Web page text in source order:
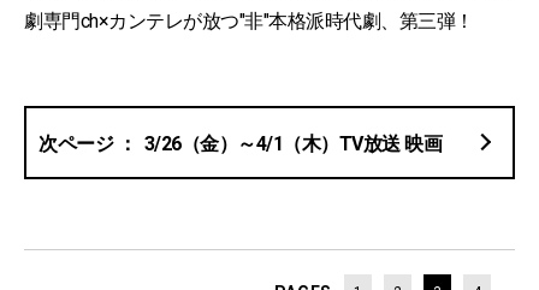
劇専門ch×カンテレが放つ"非"本格派時代劇、第三弾！
3/26（金）～4/1（木）TV放送 映画